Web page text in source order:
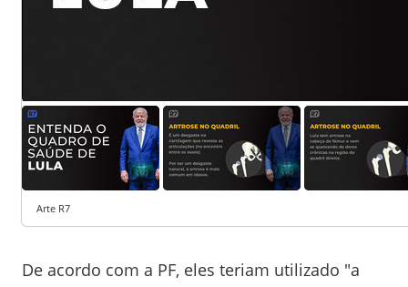
Arte R7
De acordo com a PF, eles teriam utilizado "a